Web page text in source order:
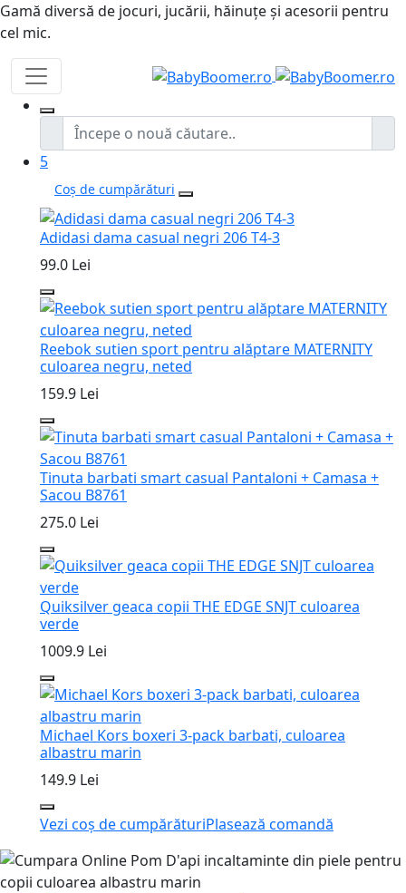
Gamă diversă de jocuri, jucării, hăinuțe și acesorii pentru
cel mic.
5
Coș de cumpărături
Adidasi dama casual negri 206 T4-3
99.0 Lei
Reebok sutien sport pentru alăptare MATERNITY
culoarea negru, neted
159.9 Lei
Tinuta barbati smart casual Pantaloni + Camasa +
Sacou B8761
275.0 Lei
Quiksilver geaca copii THE EDGE SNJT culoarea
verde
1009.9 Lei
Michael Kors boxeri 3-pack barbati, culoarea
albastru marin
149.9 Lei
Vezi coș de cumpărăturiPlasează comandă